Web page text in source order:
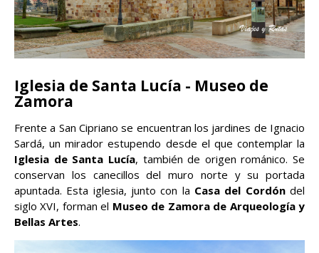
Iglesia de Santa Lucía - Museo de
Zamora
Frente a San Cipriano se encuentran los jardines de Ignacio
Sardá, un mirador estupendo desde el que contemplar la
Iglesia de Santa Lucía, también de origen románico. Se
conservan los canecillos del muro norte y su portada
apuntada. Esta iglesia, junto con la Casa del Cordóndel
siglo XVI, forman el Museo de Zamora de Arqueología y
Bellas Artes.